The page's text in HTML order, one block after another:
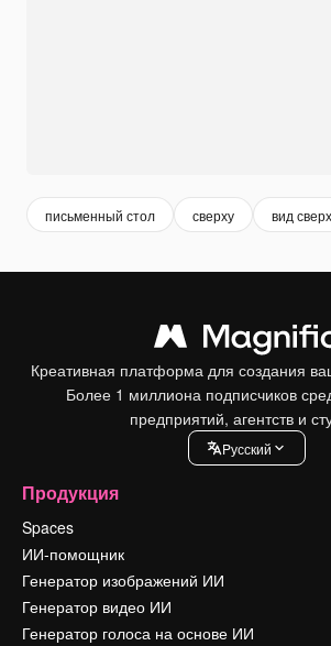
письменный стол сверху вид
Креативная платформа для создания
Более 1 миллиона подписчиков
предприятий, агентств и
Pусский
Продукция
Spaces
ИИ-помощник
Генератор изображений ИИ
Генератор видео ИИ
Генератор голоса на основе ИИ